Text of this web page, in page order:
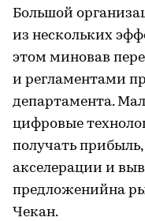
Большой
из нескольких
этом миновав
и регламентами
департамента.
цифровые
получать
акселерации и
предложенийна
Чекан.